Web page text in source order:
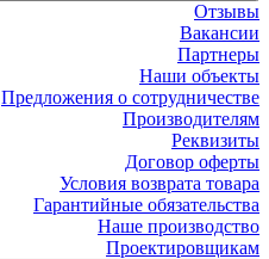
Отзывы
Вакансии
Партнеры
Наши объекты
Предложения о сотрудничестве
Производителям
Реквизиты
Договор оферты
Условия возврата товара
Гарантийные обязательства
Наше производство
Проектировщикам